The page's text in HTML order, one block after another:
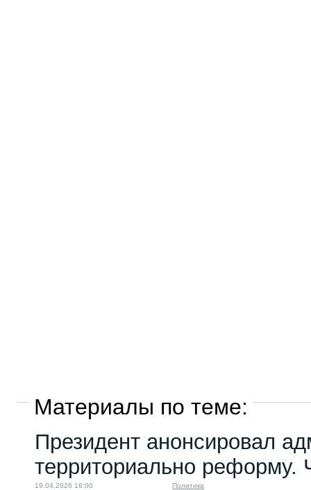
Материалы по теме:
Президент анонсировал
территориально реформу.
19.04.2026 16:00 Политика